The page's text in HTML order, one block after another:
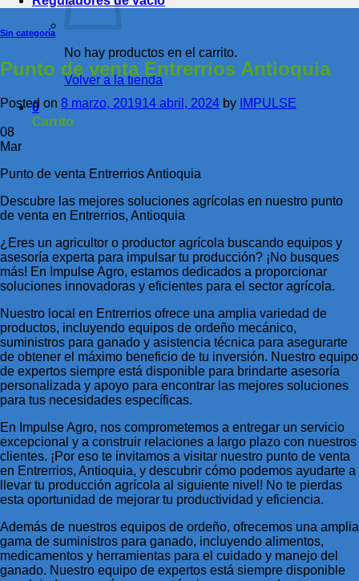
No hay productos en el carrito.
Volver a la tienda
0
Carrito
Sin categoría
Punto de venta Entrerrios Antioquia
Posted on 8 marzo, 201914 abril, 2024 by IMPULSE
08
Mar
Punto de venta Entrerrios Antioquia
Descubre las mejores soluciones agrícolas en nuestro punto
de venta en Entrerrios, Antioquia
¿Eres un agricultor o productor agrícola buscando equipos y
asesoría experta para impulsar tu producción? ¡No busques
más! En Impulse Agro, estamos dedicados a proporcionar
soluciones innovadoras y eficientes para el sector agrícola.
Nuestro local en Entrerrios ofrece una amplia variedad de
productos, incluyendo equipos de ordeño mecánico,
suministros para ganado y asistencia técnica para asegurarte
de obtener el máximo beneficio de tu inversión. Nuestro equipo
de expertos siempre está disponible para brindarte asesoría
personalizada y apoyo para encontrar las mejores soluciones
para tus necesidades específicas.
En Impulse Agro, nos comprometemos a entregar un servicio
excepcional y a construir relaciones a largo plazo con nuestros
clientes. ¡Por eso te invitamos a visitar nuestro punto de venta
en Entrerrios, Antioquia, y descubrir cómo podemos ayudarte a
llevar tu producción agrícola al siguiente nivel! No te pierdas
esta oportunidad de mejorar tu productividad y eficiencia.
Además de nuestros equipos de ordeño, ofrecemos una amplia
gama de suministros para ganado, incluyendo alimentos,
medicamentos y herramientas para el cuidado y manejo del
ganado. Nuestro equipo de expertos está siempre disponible